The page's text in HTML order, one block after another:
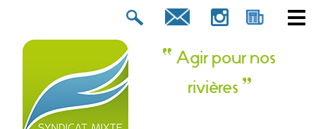
Agir pour nos
rivières
Rechercher :